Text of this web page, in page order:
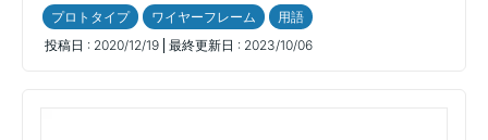
プロトタイプ ワイヤーフレーム
用語
投稿日 : 2020/12/19 最終更新日 : 2023/10/06